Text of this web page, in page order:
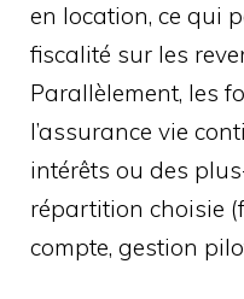
en location, ce qui
fiscalité sur les
Parallèlement, les
l’assurance vie
intérêts ou des
répartition choisie
compte, gestion